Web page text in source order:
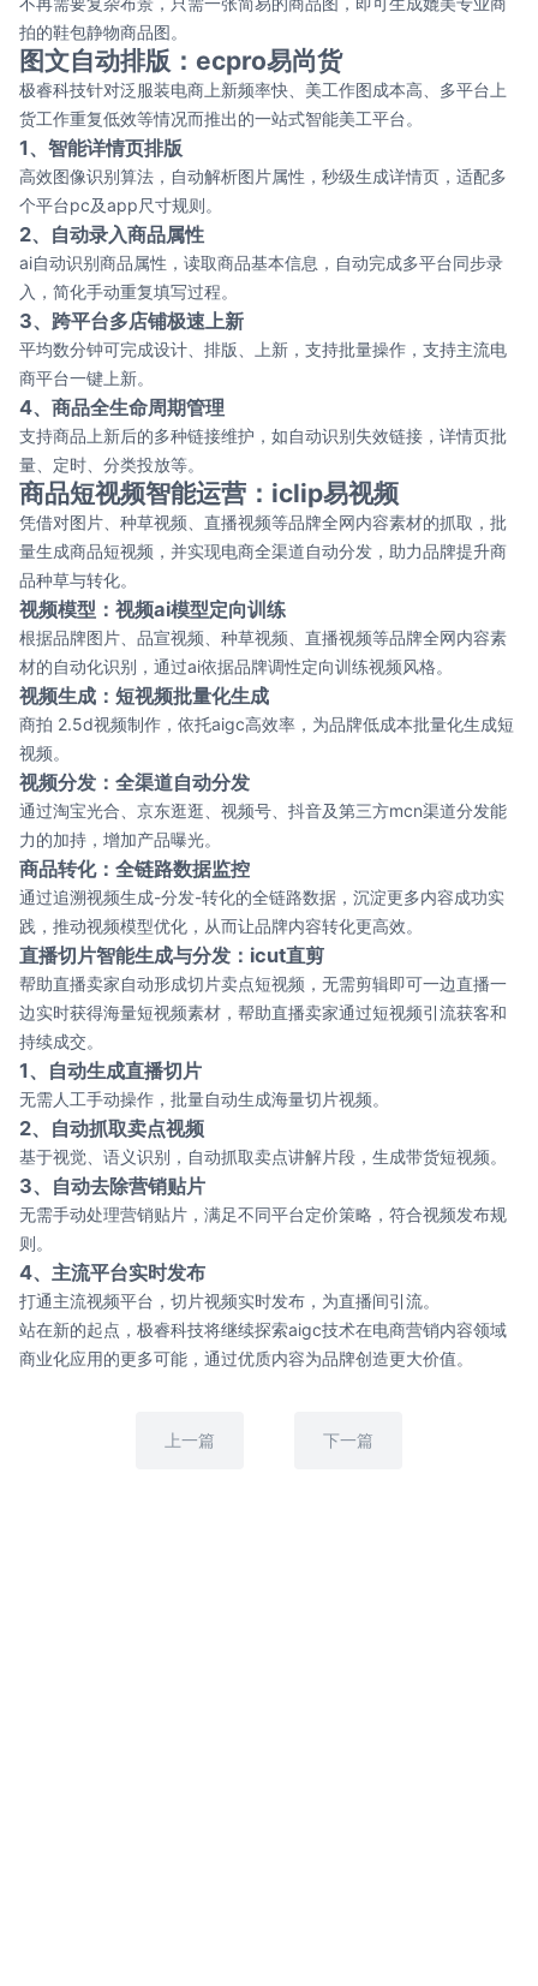
拍的鞋包静物商品图。
图文自动排版：ecpro易尚货
极睿科技针对泛服装电商上新频率快、美工作图成本高、多平台上
货工作重复低效等情况而推出的一站式智能美工平台。
1、智能详情页排版
高效图像识别算法，自动解析图片属性，秒级生成详情页，适配多
个平台pc及app尺寸规则。
2、自动录入商品属性
ai自动识别商品属性，读取商品基本信息，自动完成多平台同步录
入，简化手动重复填写过程。
3、跨平台多店铺极速上新
平均数分钟可完成设计、排版、上新，支持批量操作，支持主流电
商平台一键上新。
4、商品全生命周期管理
支持商品上新后的多种链接维护，如自动识别失效链接，详情页批
量、定时、分类投放等。
商品短视频智能运营：iclip易视频
凭借对图片、种草视频、直播视频等品牌全网内容素材的抓取，批
量生成商品短视频，并实现电商全渠道自动分发，助力品牌提升商
品种草与转化。
视频模型：视频ai模型定向训练
根据品牌图片、品宣视频、种草视频、直播视频等品牌全网内容素
材的自动化识别，通过ai依据品牌调性定向训练视频风格。
视频生成：短视频批量化生成
商拍 2.5d视频制作，依托aigc高效率，为品牌低成本批量化生成短
视频。
视频分发：全渠道自动分发
通过淘宝光合、京东逛逛、视频号、抖音及第三方mcn渠道分发能
力的加持，增加产品曝光。
商品转化：全链路数据监控
通过追溯视频生成-分发-转化的全链路数据，沉淀更多内容成功实
践，推动视频模型优化，从而让品牌内容转化更高效。
直播切片智能生成与分发：icut直剪
帮助直播卖家自动形成切片卖点短视频，无需剪辑即可一边直播一
边实时获得海量短视频素材，帮助直播卖家通过短视频引流获客和
持续成交。
1、自动生成直播切片
无需人工手动操作，批量自动生成海量切片视频。
2、自动抓取卖点视频
基于视觉、语义识别，自动抓取卖点讲解片段，生成带货短视频。
3、自动去除营销贴片
无需手动处理营销贴片，满足不同平台定价策略，符合视频发布规
则。
4、主流平台实时发布
打通主流视频平台，切片视频实时发布，为直播间引流。
站在新的起点，极睿科技将继续探索aigc技术在电商营销内容领域
商业化应用的更多可能，通过优质内容为品牌创造更大价值。
上一篇 下一篇